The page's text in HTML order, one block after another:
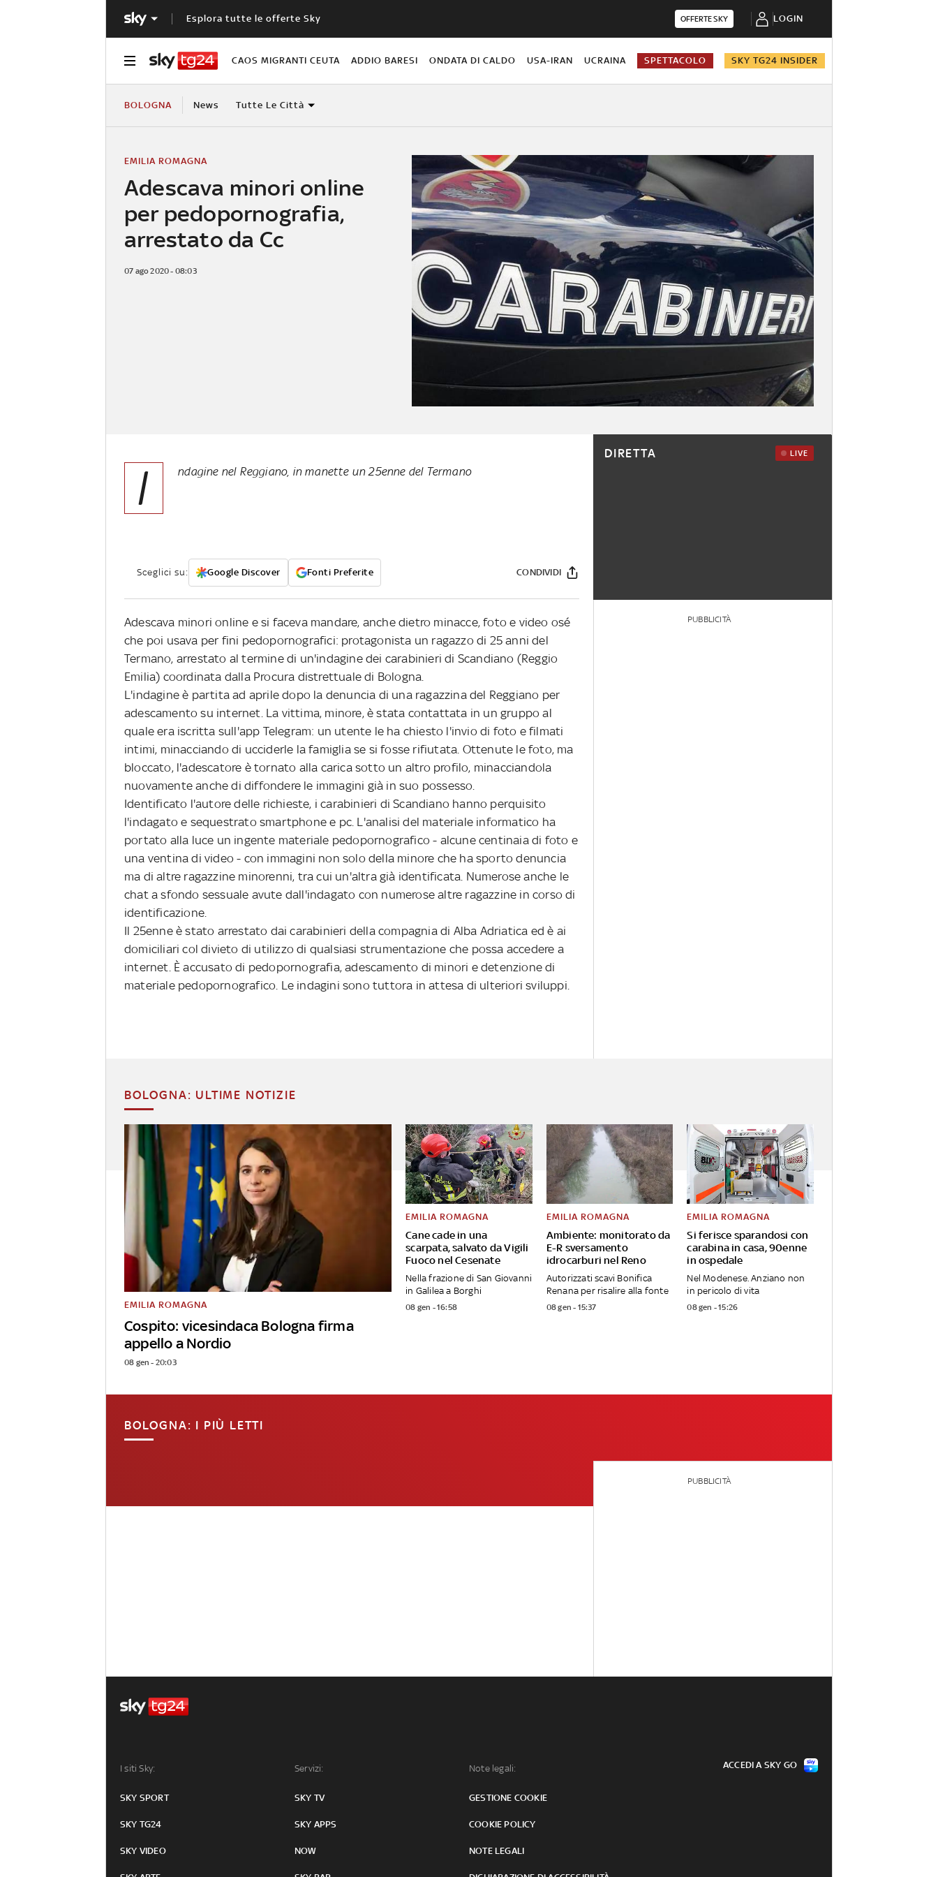
Esplora tutte le offerte Sky OFFERTE SKY LOGIN
CAOS MIGRANTI CEUTA ADDIO BARESI ONDATA DI CALDO USA-IRAN UCRAINA SPETTACOLO SKY TG24 INSIDER
BOLOGNA News Tutte Le Città
Adescava minori online
per pedopornografia,
arrestato da Cc
EMILIA ROMAGNA
07 ago 2020 - 08:03
I ndagine nel Reggiano, in manette un 25enne del Termano
Sceglici su: Google Discover Fonti Preferite CONDIVIDI
Adescava minori online e si faceva mandare, anche dietro minacce, foto e video osé
che poi usava per fini pedopornografici: protagonista un ragazzo di 25 anni del
Termano, arrestato al termine di un'indagine dei carabinieri di Scandiano (Reggio
Emilia) coordinata dalla Procura distrettuale di Bologna.
L'indagine è partita ad aprile dopo la denuncia di una ragazzina del Reggiano per
adescamento su internet. La vittima, minore, è stata contattata in un gruppo al
quale era iscritta sull'app Telegram: un utente le ha chiesto l'invio di foto e filmati
intimi, minacciando di ucciderle la famiglia se si fosse rifiutata. Ottenute le foto, ma
bloccato, l'adescatore è tornato alla carica sotto un altro profilo, minacciandola
nuovamente anche di diffondere le immagini già in suo possesso.
Identificato l'autore delle richieste, i carabinieri di Scandiano hanno perquisito
l'indagato e sequestrato smartphone e pc. L'analisi del materiale informatico ha
portato alla luce un ingente materiale pedopornografico - alcune centinaia di foto e
una ventina di video - con immagini non solo della minore che ha sporto denuncia
ma di altre ragazzine minorenni, tra cui un'altra già identificata. Numerose anche le
chat a sfondo sessuale avute dall'indagato con numerose altre ragazzine in corso di
identificazione.
Il 25enne è stato arrestato dai carabinieri della compagnia di Alba Adriatica ed è ai
domiciliari col divieto di utilizzo di qualsiasi strumentazione che possa accedere a
internet. È accusato di pedopornografia, adescamento di minori e detenzione di
materiale pedopornografico. Le indagini sono tuttora in attesa di ulteriori sviluppi.
DIRETTA LIVE
PUBBLICITÀ
BOLOGNA: ULTIME NOTIZIE
Cospito: vicesindaca Bologna firma
appello a Nordio
EMILIA ROMAGNA
08 gen - 20:03
Cane cade in una
scarpata, salvato da Vigili
Fuoco nel Cesenate
EMILIA ROMAGNA
Nella frazione di San Giovanni
in Galilea a Borghi
08 gen - 16:58
Ambiente: monitorato da
E-R sversamento
idrocarburi nel Reno
EMILIA ROMAGNA
Autorizzati scavi Bonifica
Renana per risalire alla fonte
08 gen - 15:37
Si ferisce sparandosi con
carabina in casa, 90enne
in ospedale
EMILIA ROMAGNA
Nel Modenese. Anziano non
in pericolo di vita
08 gen - 15:26
BOLOGNA: I PIÙ LETTI
PUBBLICITÀ
I siti Sky:
SKY SPORT
SKY TG24
SKY VIDEO
Servizi:
SKY TV
SKY APPS
NOW
Note legali:
GESTIONE COOKIE
COOKIE POLICY
NOTE LEGALI
ACCEDI A SKY GO